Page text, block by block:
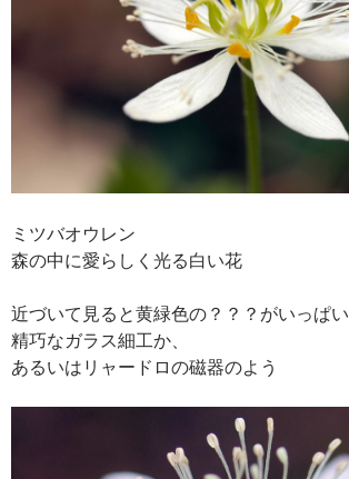
ミツバオウレン
森の中に愛らしく光る白い花
近づいて見ると黄緑色の？？？がいっぱい
精巧なガラス細工か、
あるいはリャードロの磁器のよう